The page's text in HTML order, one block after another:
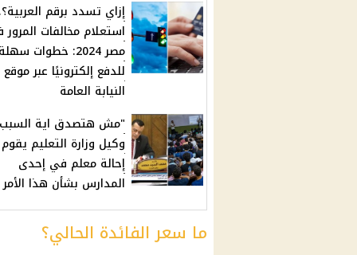
إزاي تسدد برقم
استعلام مخالفات
مصر 2024: خطوات
للدفع إلكترونيًا عبر موقع
النيابة العامة
"مش هتصدق اية
وكيل وزارة التعليم يقوم
إحالة معلم في إحدى
المدارس بشأن هذا الأمر
ما سعر الفائدة الحالي؟